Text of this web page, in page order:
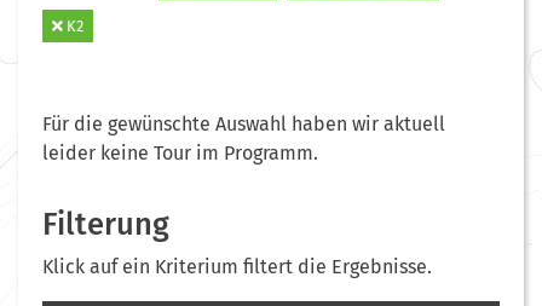
K2
Für die gewünschte Auswahl haben wir aktuell
leider keine Tour im Programm.
Filterung
Klick auf ein Kriterium filtert die Ergebnisse.